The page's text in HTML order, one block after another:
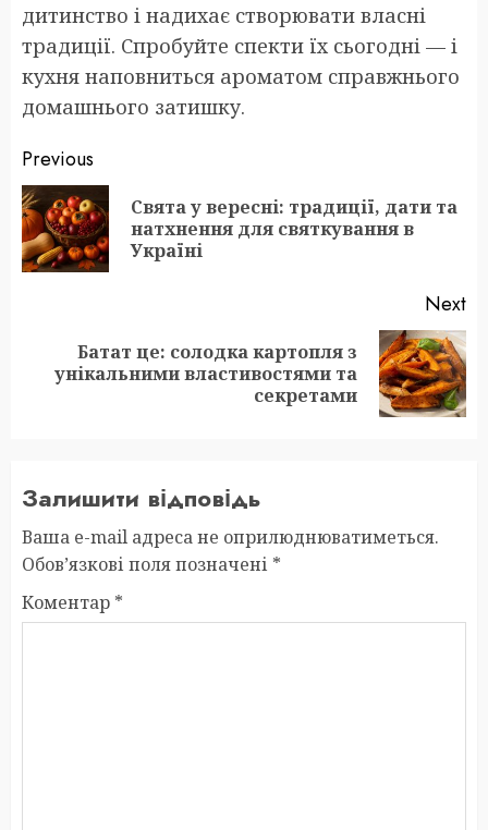
дитинство і надихає створювати власні
традиції. Спробуйте спекти їх сьогодні — і
кухня наповниться ароматом справжнього
домашнього затишку.
Post
navigation
Previous
Свята у вересні: традиції, дати та
натхнення для святкування в
Україні
Next
Next
Батат це: солодка картопля з
унікальними властивостями та
секретами
Залишити відповідь
Ваша e-mail адреса не оприлюднюватиметься.
Обов’язкові поля позначені *
Коментар *